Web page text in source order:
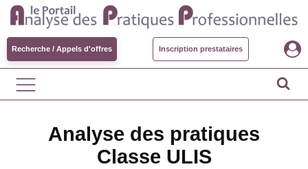
Recherche / Appels d'offres Inscription prestataires
Analyse des pratiques
Classe ULIS